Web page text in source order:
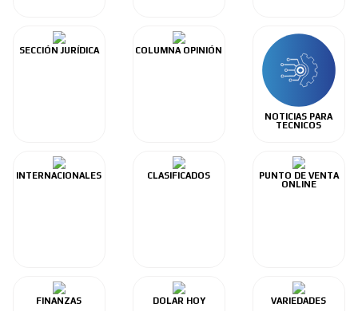
SECCIÓN JURÍDICA COLUMNA OPINIÓN
NOTICIAS PARA
TECNICOS
INTERNACIONALES CLASIFICADOS
PUNTO DE VENTA
ONLINE
FINANZAS DOLAR HOY VARIEDADES